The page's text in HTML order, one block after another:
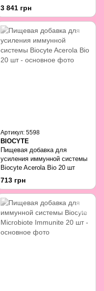
30 шт
3 841 грн
Артикул: 5598
BIOCYTE
Пищевая добавка для
усиления иммунной системы
Biocyte Acerola Bio 20 шт
713 грн